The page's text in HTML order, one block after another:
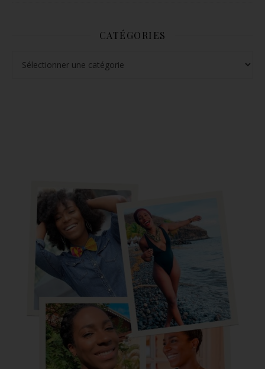
CATÉGORIES